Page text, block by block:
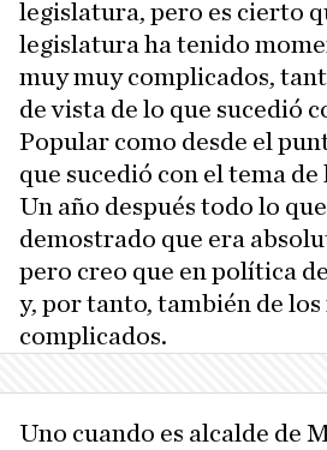
legislatura, pero es cierto
legislatura ha tenido
muy muy complicados,
de vista de lo que sucedió
Popular como desde el
que sucedió con el tema de
Un año después todo lo
demostrado que era
pero creo que en política
y, por tanto, también de
complicados.
Uno cuando es alcalde de